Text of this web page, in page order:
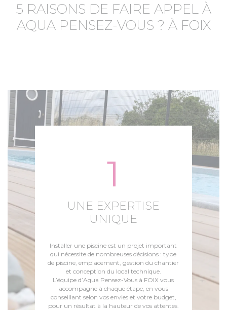
5 RAISONS DE FAIRE APPEL À
AQUA PENSEZ-VOUS ? À FOIX
1
UNE EXPERTISE
UNIQUE
Installer une piscine est un projet important
qui nécessite de nombreuses décisions : type
de piscine, emplacement, gestion du chantier
et conception du local technique.
L’équipe d’Aqua Pensez-Vous à FOIX vous
accompagne à chaque étape, en vous
conseillant selon vos envies et votre budget,
pour un résultat à la hauteur de vos attentes.